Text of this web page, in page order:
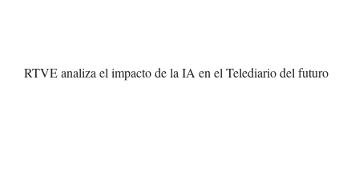
RTVE analiza el impacto de la IA en el Telediario del futuro